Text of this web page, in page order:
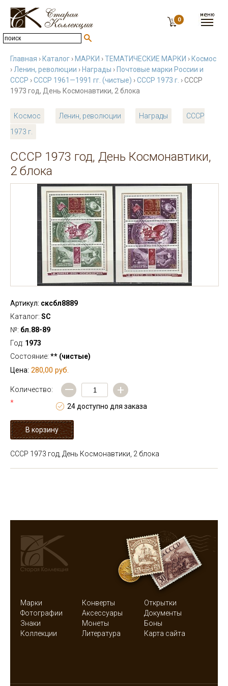
0
Главная › Каталог › МАРКИ ›ТЕМАТИЧЕСКИЕ МАРКИ › Космос
› Ленин, революции › Награды › Почтовые марки России и
СССР ›СССР 1961—1991 гг. (чистые) ›СССР 1973 г. › СССР
1973 год, День Космонавтики, 2 блока
Космос Ленин, революции Награды
СССР
1973 г.
СССР 1973 год, День Космонавтики,
2 блока
Артикул: сксбл8889
Каталог: SC
№: бл.88-89
Год: 1973
Состояние: ** (чистые)
Цена: 280,00 руб.
Количество:
*
— +
24 доступно для заказа
СССР 1973 год, День Космонавтики, 2 блока
Марки Конверты
Открытки
Фотографии
Аксессуары
Документы
Знаки
Монеты
Боны
Коллекции
Литература Карта сайта